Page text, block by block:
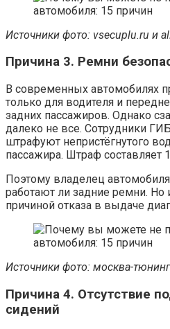
Источники фото: vsecuplu.ru и
Причина 3. Ремни
В современных автомобилях
только для водителя и
задних пассажиров. Однако
далеко не все. Сотрудники
штрафуют непристёгнутого
пассажира. Штраф составляет
Поэтому владелец
работают ли задние ремни. Но
причиной отказа в выдаче
Источники фото: москва-
Причина 4. Отсутствие
сидений